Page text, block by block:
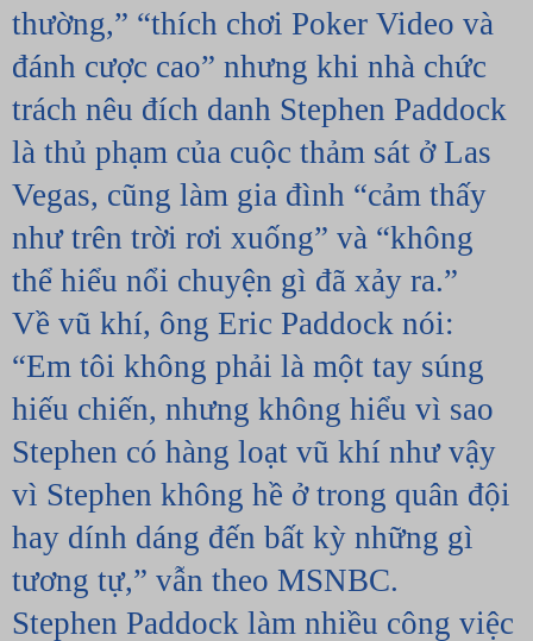
thường,” “thích chơi Poker Video và
đánh cược cao” nhưng khi nhà chức
trách nêu đích danh Stephen Paddock
là thủ phạm của cuộc thảm sát ở Las
Vegas, cũng làm gia đình “cảm thấy
như trên trời rơi xuống” và “không
thể hiểu nổi chuyện gì đã xảy ra.”
Về vũ khí, ông Eric Paddock nói:
“Em tôi không phải là một tay súng
hiếu chiến, nhưng không hiểu vì sao
Stephen có hàng loạt vũ khí như vậy
vì Stephen không hề ở trong quân đội
hay dính dáng đến bất kỳ những gì
tương tự,” vẫn theo MSNBC.
Stephen Paddock làm nhiều công việc